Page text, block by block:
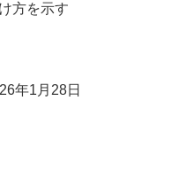
方を示す
年1月28日